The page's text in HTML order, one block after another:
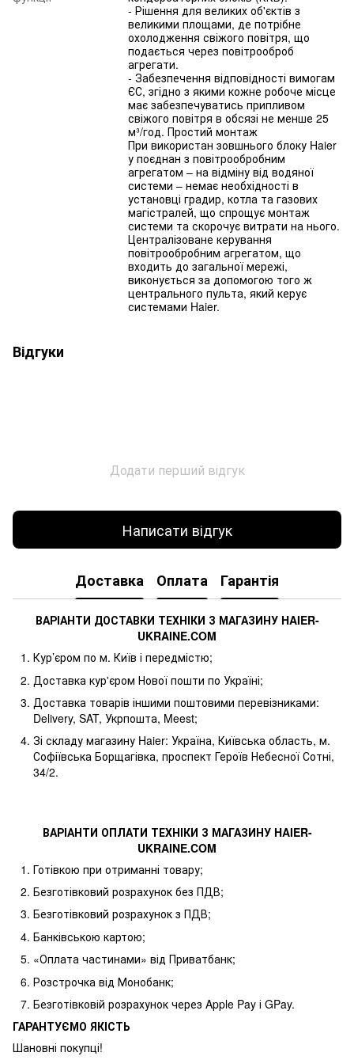
- Рішення для великих об'єктів з
великими площами, де потрібне
охолодження свіжого повітря, що
подається через повітрооброб
агрегати.
- Забезпечення відповідності вимогам
ЄС, згідно з якими кожне робоче місце
має забезпечуватись припливом
свіжого повітря в обсязі не менше 25
м³/год. Простий монтаж
При використан зовшнього блоку Haier
у поєднан з повітрообробним
агрегатом – на відміну від водяної
системи – немає необхідності в
установці градир, котла та газових
магістралей, що спрощує монтаж
системи та скорочує витрати на нього.
Централізоване керування
повітрообробним агрегатом, що
входить до загальної мережі,
виконується за допомогою того ж
центрального пульта, який керує
системами Haier.
Відгуки
Додати перший відгук
Написати відгук
Доставка Оплата Гарантія
ВАРІАНТИ ДОСТАВКИ ТЕХНІКИ З МАГАЗИНУ HAIER-
UKRAINE.COM
Кур’єром по м. Київ і передмістю;
Доставка кур'єром Нової пошти по Україні;
Доставка товарів іншими поштовими перевізниками:
Delivery, SAT, Укрпошта, Meest;
Зі складу магазину Haier: Україна, Київська область, м.
Софіївська Борщагівка, проспект Героїв Небесної Сотні,
34/2.
ВАРІАНТИ ОПЛАТИ ТЕХНІКИ З МАГАЗИНУ HAIER-
UKRAINE.COM
Готівкою при отриманні товару;
Безготівковий розрахунок без ПДВ;
Безготівковий розрахунок з ПДВ;
Банківською картою;
«Оплата частинами» від Приватбанк;
Розстрочка від Монобанк;
Безготівковій розрахунок через Apple Pay і GPay.
ГАРАНТУЄМО ЯКІСТЬ
Шановні покупці!